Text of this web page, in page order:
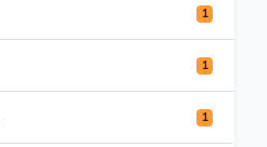
1
1
1